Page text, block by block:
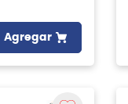
Agregar